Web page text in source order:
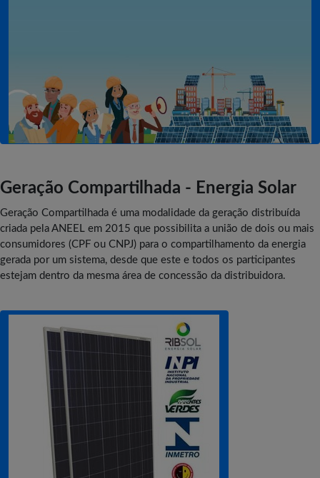
Geração Compartilhada - Energia Solar
Geração Compartilhada é uma modalidade da geração distribuída
criada pela ANEEL em 2015 que possibilita a união de dois ou mais
consumidores (CPF ou CNPJ) para o compartilhamento da energia
gerada por um sistema, desde que este e todos os participantes
estejam dentro da mesma área de concessão da distribuidora.